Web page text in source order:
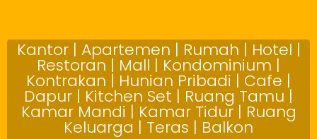
Kantor | Apartemen | Rumah | Hotel |
Restoran | Mall | Kondominium |
Kontrakan | Hunian Pribadi | Cafe |
Dapur | Kitchen Set | Ruang Tamu |
Kamar Mandi | Kamar Tidur | Ruang
Keluarga | Teras | Balkon